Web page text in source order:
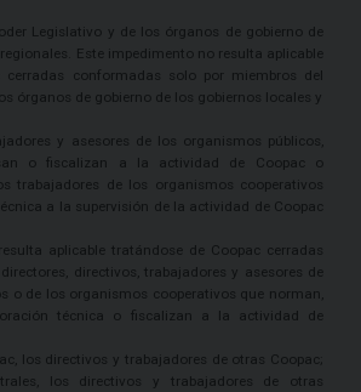
Legislativo y de los órganos de gobierno de
Este impedimento no resulta aplicable
cerradas conformadas solo por miembros del
órganos de gobierno de los gobiernos locales y
y asesores de los organismos públicos,
o fiscalizan a la actividad de Coopac o
trabajadores de los organismos cooperativos
a la supervisión de la actividad de Coopac
aplicable tratándose de Coopac cerradas
directivos, trabajadores y asesores de
o de los organismos cooperativos que norman,
técnica o fiscalizan a la actividad de
los directivos y trabajadores de otras Coopac;
los directivos y trabajadores de otras